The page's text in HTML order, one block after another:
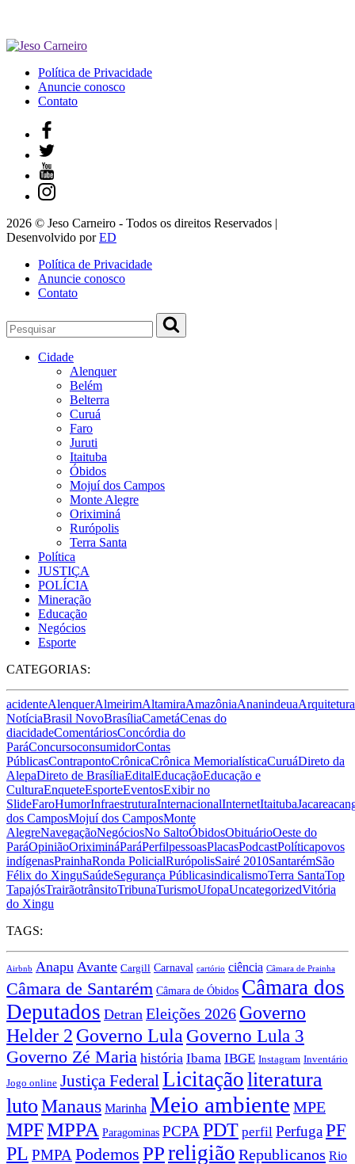
Política de Privacidade
Anuncie conosco
Contato
2026 © Jeso Carneiro - Todos os direitos Reservados |
Desenvolvido porED
Política de Privacidade
Anuncie conosco
Contato
Cidade
Alenquer
Belém
Belterra
Curuá
Faro
Juruti
Itaituba
Óbidos
Mojuí dos Campos
Monte Alegre
Oriximiná
Rurópolis
Terra Santa
Política
JUSTIÇA
POLÍCIA
Mineração
Educação
Negócios
Esporte
CATEGORIAS:
acidenteAlenquerAlmeirimAltamiraAmazôniaAnanindeuaArquitetura
NotíciaBrasil NovoBrasíliaCametáCenas do
diacidadeComentáriosConcórdia do
ParáConcursoconsumidorContas
PúblicasContrapontoCrônicaCrônica MemorialísticaCuruáDireto da
AlepaDireto de BrasíliaEditalEducaçãoEducação e
CulturaEnqueteEsporteEventosExibir no
SlideFaroHumorInfraestruturaInternacionalInternetItaituba
dos CamposMojuí dos CamposMonte
AlegreNavegaçãoNegóciosNo SaltoÓbidosObituárioOeste do
ParáOpiniãoOriximináParáPerfilpessoasPlacasPodcastPolíticapovos
indígenasPrainhaRonda PolicialRurópolisSairé 2010SantarémSão
Félix do XinguSaúdeSegurança PúblicasindicalismoTerra SantaTop
TapajósTrairãotrânsitoTribunaTurismoUfopaUncategorizedVitória
do Xingu
TAGS:
Airbnb Anapu Avante Cargill Carnaval cartório ciência Câmara de Prainha
Câmara de Santarém Câmara de Óbidos Câmara dos
Deputados Detran Eleições 2026 Governo
Helder 2 Governo Lula Governo Lula 3
Governo Zé Maria história Ibama IBGE Instagram Inventário
Jogo online Justiça FederalLicitaçãoliteratura
lutoManaus Marinha Meio ambiente MPE
MPFMPPA Paragominas PCPA PDT perfil PerfugaPF
PL PMPA Podemos PPreligião Republicanos Rio